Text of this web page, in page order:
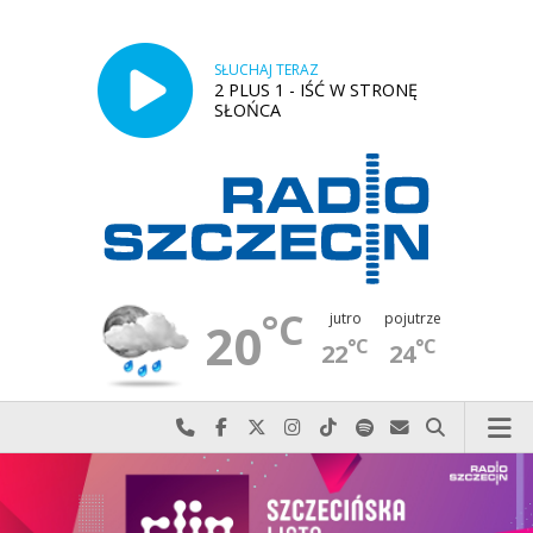
SŁUCHAJ TERAZ
2 PLUS 1 - IŚĆ W STRONĘ
SŁOŃCA
20°C jutro
22°C
pojutrze
24°C
Najlepiej po prostu do nas zadzwoń
Odwiedź nas na Facebook-u
Odwiedź nas na X
Odwiedź nas na Instagram-ie
Odwiedź nas na TikTok-u
Szukaj nas na Spotify
Wyślij do nas
Szukaj